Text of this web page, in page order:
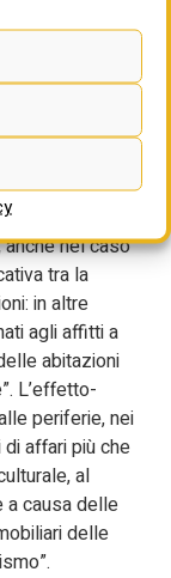
fattori che
“Tra
demografica
attrazione di
sede e
per motivi
è stata poi
sulla
nel caso
tra la
in altre
agli affitti a
abitazioni
L’effetto-
periferie, nei
affari più che
al
a causa delle
delle